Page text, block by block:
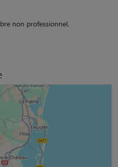
non professionnel.